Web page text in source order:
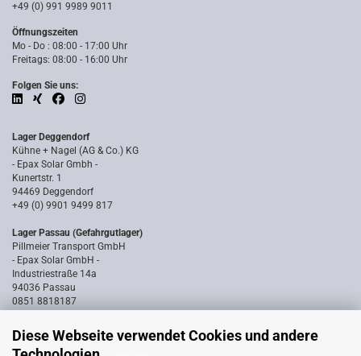
Diese Webseite verwendet Cookies und andere
+49 (0) 991 9989 9011
Öffnungszeiten
Mo - Do : 08:00 - 17:00 Uhr
Freitags: 08:00 - 16:00 Uhr
Folgen Sie uns:
Lager Deggendorf
Kühne + Nagel (AG & Co.) KG
- Epax Solar Gmbh -
Kunertstr. 1
94469 Deggendorf
+49 (0) 9901 9499 817
Lager Passau (Gefahrgutlager)
Pillmeier Transport GmbH
- Epax Solar GmbH -
Industriestraße 14a
94036 Passau
0851 8818187